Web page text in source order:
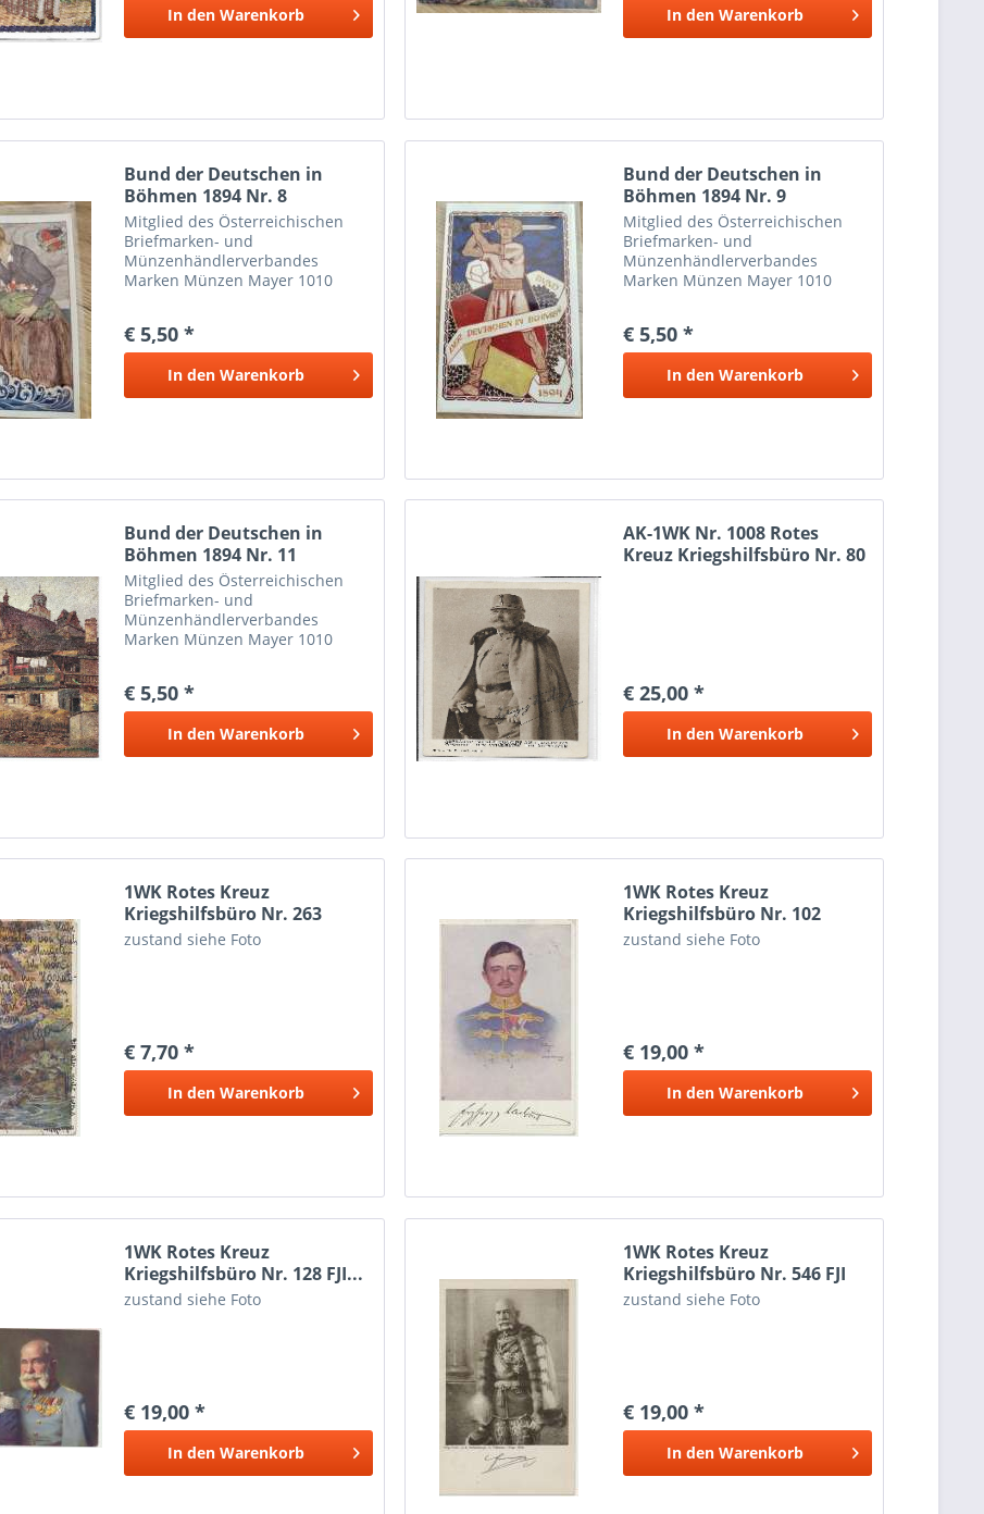
In den Warenkorb In den Warenkorb
Bund der Deutschen in
Böhmen 1894 Nr. 8
Mitglied des Österreichischen
Briefmarken- und
Münzenhändlerverbandes
Marken Münzen Mayer 1010
€ 5,50 *
In den Warenkorb
Bund der Deutschen in
Böhmen 1894 Nr. 9
Mitglied des Österreichischen
Briefmarken- und
Münzenhändlerverbandes
Marken Münzen Mayer 1010
€ 5,50 *
In den Warenkorb
Bund der Deutschen in
Böhmen 1894 Nr. 11
Mitglied des Österreichischen
Briefmarken- und
Münzenhändlerverbandes
Marken Münzen Mayer 1010
€ 5,50 *
In den Warenkorb
AK-1WK Nr. 1008 Rotes
Kreuz Kriegshilfsbüro Nr. 80
€ 25,00 *
In den Warenkorb
1WK Rotes Kreuz
Kriegshilfsbüro Nr. 263
zustand siehe Foto
€ 7,70 *
In den Warenkorb
1WK Rotes Kreuz
Kriegshilfsbüro Nr. 102
Kaiser...
zustand siehe Foto
€ 19,00 *
In den Warenkorb
1WK Rotes Kreuz
Kriegshilfsbüro Nr. 128 FJI...
zustand siehe Foto
€ 19,00 *
In den Warenkorb
1WK Rotes Kreuz
Kriegshilfsbüro Nr. 546 FJI
zustand siehe Foto
€ 19,00 *
In den Warenkorb